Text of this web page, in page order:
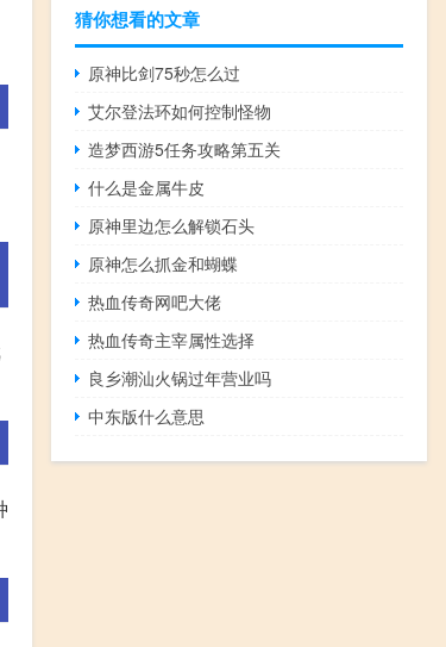
猜你想看的文章
原神比剑75秒怎么过
艾尔登法环如何控制怪物
造梦西游5任务攻略第五关
什么是金属牛皮
原神里边怎么解锁石头
原神怎么抓金和蝴蝶
热血传奇网吧大佬
热血传奇主宰属性选择
良乡潮汕火锅过年营业吗
中东版什么意思